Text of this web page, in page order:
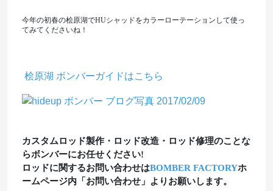
今年の初春の桧原湖でHUシャッドをカラーローテーションして使っ
てみてくださいね！
桧原湖 ボンバーガイドはこちら
カスタムロッド製作・ロッド改造・ロッド修理のことな
らボンバーにお任せください!
ロッドに関するお問い合わせはBOMBER FACTORYホ
ームページ内「お問い合わせ」よりお願いします。